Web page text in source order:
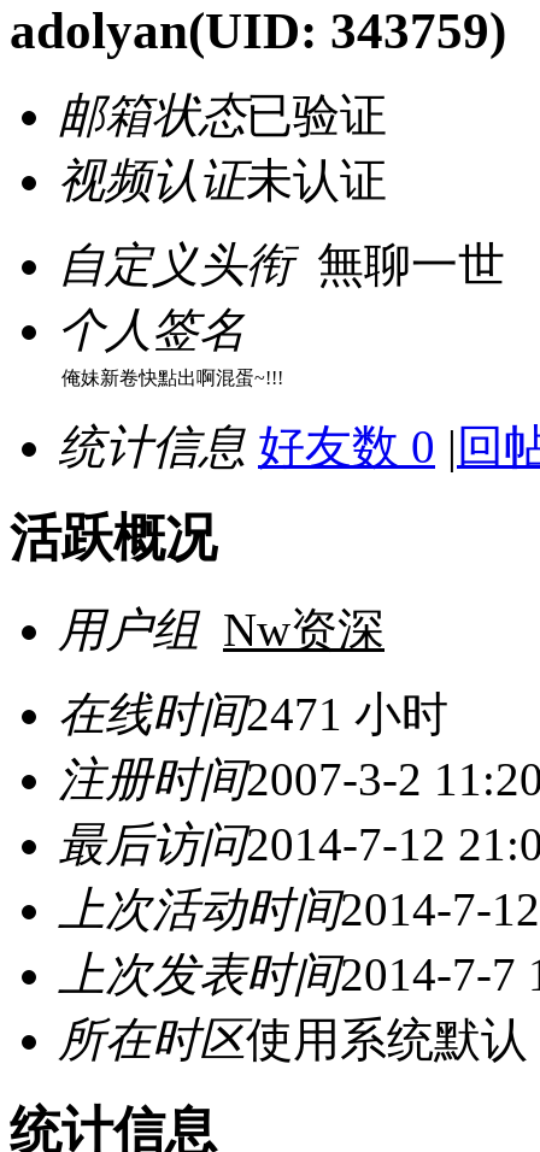
adolyan(UID: 343759)
邮箱状态已验证
视频认证未认证
自定义头衔 無聊一世
个人签名
俺妹新卷快點出啊混蛋~!!!
统计信息 好友数 0 | 回
活跃概况
用户组 Nw资深
在线时间2471 小时
注册时间2007-3-2
最后访问2014-7-12
上次活动时间2014-7-
上次发表时间2014-7-7
所在时区使用系统默认
统计信息